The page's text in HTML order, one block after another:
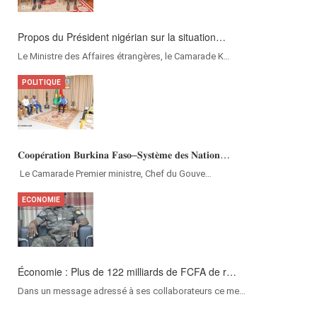
Propos du Président nigérian sur la situation…
Le Ministre des Affaires étrangères, le Camarade K…
𝐂𝐨𝐨𝐩𝐞́𝐫𝐚𝐭𝐢𝐨𝐧 𝐁𝐮𝐫𝐤𝐢𝐧𝐚 𝐅𝐚𝐬𝐨–𝐒𝐲𝐬𝐭𝐞̀𝐦𝐞 𝐝𝐞𝐬 𝐍𝐚𝐭𝐢𝐨𝐧…
‎Le Camarade Premier ministre, Chef du Gouve…
POLITIQUE
Économie : Plus de 122 milliards de FCFA de r…
Dans un message adressé à ses collaborateurs ce me…
ECONOMIE
Sirops vitamine pour grossir : Un effet de mo…
Les sirops vitamine sont de plus en plus util…
Marché des 300 ambulances : « Le ministère de…
Le 23 juin 2020, le gouvernement burkinabè a …
SOCIÉTÉ
Conseil des ministres du 1er juin : Le gouver…
Le traditionnel Conseil des ministres s’est t…
POLITIQUE